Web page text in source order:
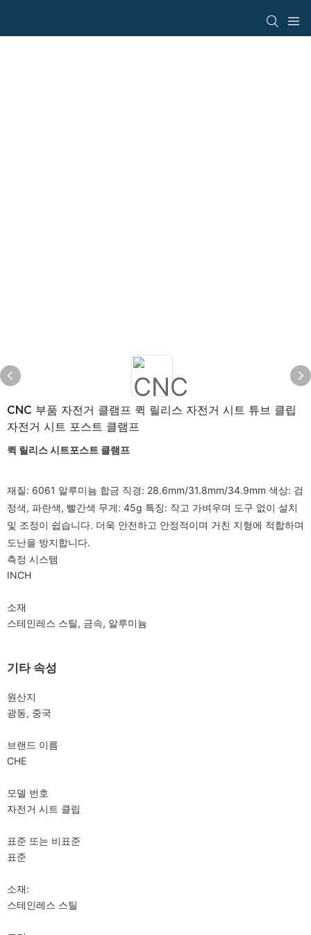
CNC 부품 자전거 클램프 퀵 릴리스 자전거 시트 튜브 클립
자전거 시트 포스트 클램프
퀵 릴리스 시트포스트 클램프
재질: 6061 알루미늄 합금 직경: 28.6mm/31.8mm/34.9mm 색상: 검
정색, 파란색, 빨간색 무게: 45g 특징: 작고 가벼우며 도구 없이 설치
및 조정이 쉽습니다. 더욱 안전하고 안정적이며 거친 지형에 적합하며
측정 시스템
INCH
소재
스테인레스 스틸, 금속, 알루미늄
기타 속성
원산지
광동, 중국
브랜드 이름
CHE
모델 번호
자전거 시트 클립
표준 또는 비표준
표준
소재:
스테인레스 스틸